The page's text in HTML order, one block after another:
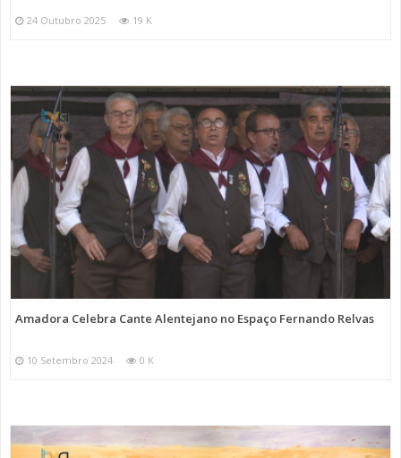
24 Outubro 2025 19 K
Amadora Celebra Cante Alentejano no Espaço Fernando Relvas
10 Setembro 2024 0 K